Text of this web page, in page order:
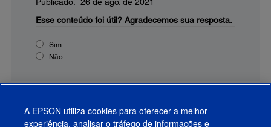
Esse conteúdo foi útil? Agradecemos sua resposta.
Sim
Não
A EPSON utiliza cookies para oferecer a melhor
experiência, analisar o tráfego de informações e